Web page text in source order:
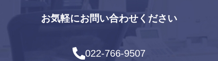
お気軽にお問い合わせください
022-766-9507